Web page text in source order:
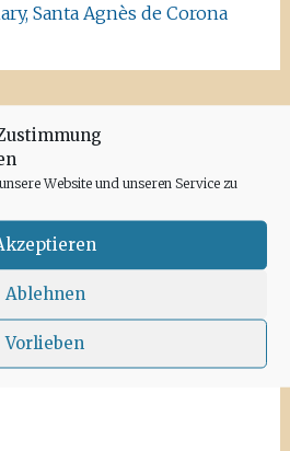
Website und unseren Service zu
Ablehnen
Vorlieben
Santa Agnès de Corona